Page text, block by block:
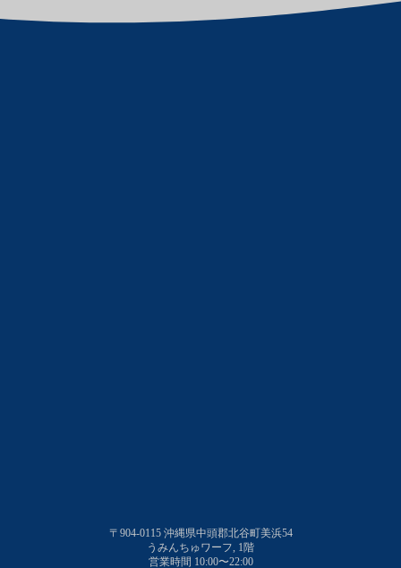
〒904-0115 沖縄県中頭郡北谷町美浜54
うみんちゅワーフ, 1階
営業時間 10:00〜22:00